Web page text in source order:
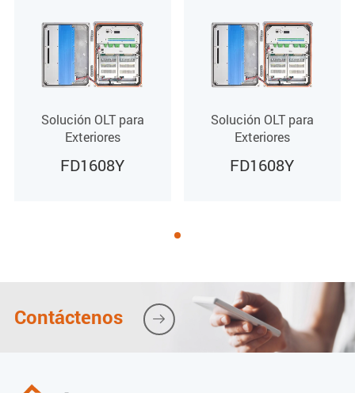
Ventilador 2 sin funcionar
Módulo RTU-100 apagado
Luz verde
Solución OLT para
Exteriores
FD1608Y
Solución OLT para
Exteriores
FD1608Y
Contáctenos 